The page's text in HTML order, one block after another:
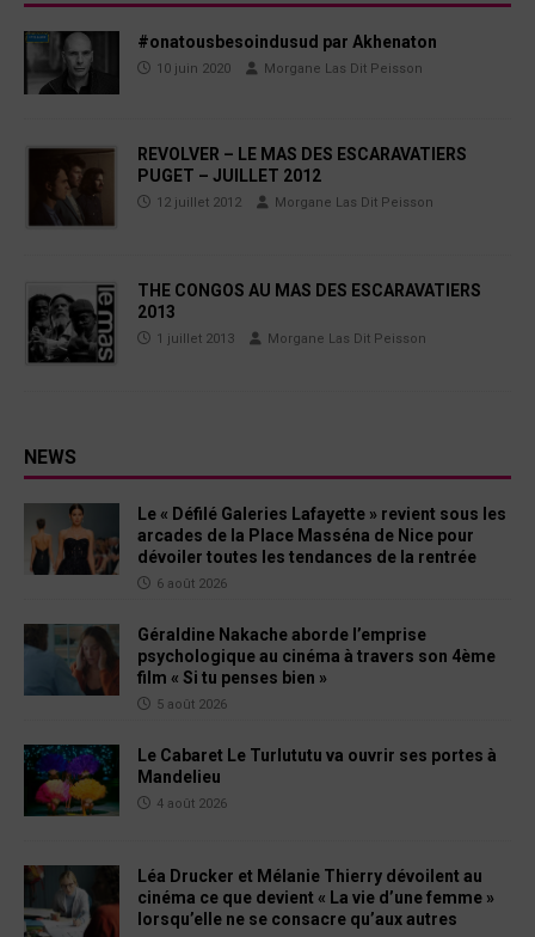
#onatousbesoindusud par Akhenaton
10 juin 2020 Morgane Las Dit Peisson
REVOLVER – LE MAS DES ESCARAVATIERS
PUGET – JUILLET 2012
12 juillet 2012 Morgane Las Dit Peisson
THE CONGOS AU MAS DES ESCARAVATIERS
2013
1 juillet 2013 Morgane Las Dit Peisson
NEWS
Le « Défilé Galeries Lafayette » revient sous les
arcades de la Place Masséna de Nice pour
dévoiler toutes les tendances de la rentrée
6 août 2026
Géraldine Nakache aborde l’emprise
psychologique au cinéma à travers son 4ème
film « Si tu penses bien »
5 août 2026
Le Cabaret Le Turlututu va ouvrir ses portes à
Mandelieu
4 août 2026
Léa Drucker et Mélanie Thierry dévoilent au
cinéma ce que devient « La vie d’une femme »
lorsqu’elle ne se consacre qu’aux autres